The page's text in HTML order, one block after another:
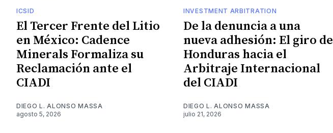
ICSID
El Tercer Frente del Litio
en México: Cadence
Minerals Formaliza su
Reclamación ante el
CIADI
DIEGO L. ALONSO MASSA
agosto 5, 2026
INVESTMENT ARBITRATION
De la denuncia a una
nueva adhesión: El giro de
Honduras hacia el
Arbitraje Internacional
del CIADI
DIEGO L. ALONSO MASSA
julio 21, 2026